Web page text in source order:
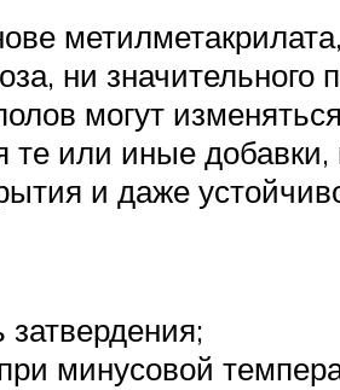
ни значительного
могут
или иные добавки,
и даже
затвердения;
минусовой